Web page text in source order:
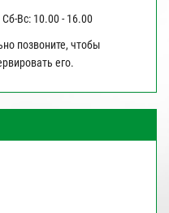
Вс: 10.00 - 16.00
позвоните, чтобы
его.